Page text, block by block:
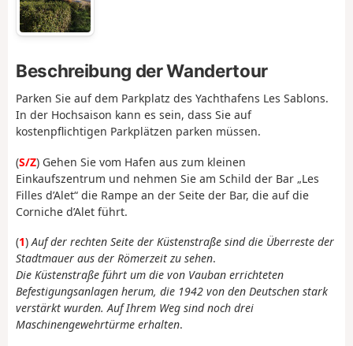
Beschreibung der Wandertour
Parken Sie auf dem Parkplatz des Yachthafens Les Sablons.
In der Hochsaison kann es sein, dass Sie auf
kostenpflichtigen Parkplätzen parken müssen.
(S/Z) Gehen Sie vom Hafen aus zum kleinen
Einkaufszentrum und nehmen Sie am Schild der Bar „Les
Filles d’Alet“ die Rampe an der Seite der Bar, die auf die
Corniche d’Alet führt.
(1)Auf der rechten Seite der Küstenstraße sind die Überreste der
Stadtmauer aus der Römerzeit zu sehen.
Die Küstenstraße führt um die von Vauban errichteten
Befestigungsanlagen herum, die 1942 von den Deutschen stark
verstärkt wurden. Auf Ihrem Weg sind noch drei
Maschinengewehrtürme erhalten.